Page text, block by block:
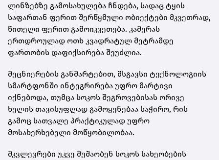
ლინზებზე გამოსახულება ჩნდება, სადაც ტყის
საფართან ფერით შერწყმული ობიექტები მკვეთრად,
წითელი ფერით გამოიკვეთება. კამერას
ერთდროულად ოთხ კვადრატულ მეტრამდე
ფართობის დაფიქსირება შეუძლია.
მეცნიერების განმარტებით, მსგავსი ტექნოლოგიის
სმარტფონში ინტეგრირება უფრო მარტივი
იქნებოდა, თუმცა სოკოს შეგროვებისას ორივე
ხელის თავისუფლად გამოყენებაა საჭირო, რის
გამოც სათვალე პრაქტიკულად უფრო
მოსახერხებელი მოწყობილობაა.
მკვლევრები უკვე მუშაობენ სოკოს სახეობების